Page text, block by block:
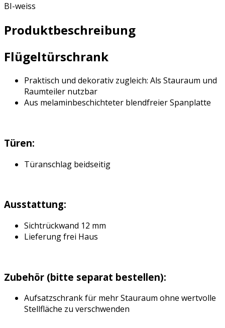
BI-weiss
Produktbeschreibung
Flügeltürschrank
Praktisch und dekorativ zugleich: Als Stauraum und
Raumteiler nutzbar
Aus melaminbeschichteter blendfreier Spanplatte
Türen:
Türanschlag beidseitig
Ausstattung:
Sichtrückwand 12 mm
Lieferung frei Haus
Zubehör (bitte separat bestellen):
Aufsatzschrank für mehr Stauraum ohne wertvolle
Stellfläche zu verschwenden